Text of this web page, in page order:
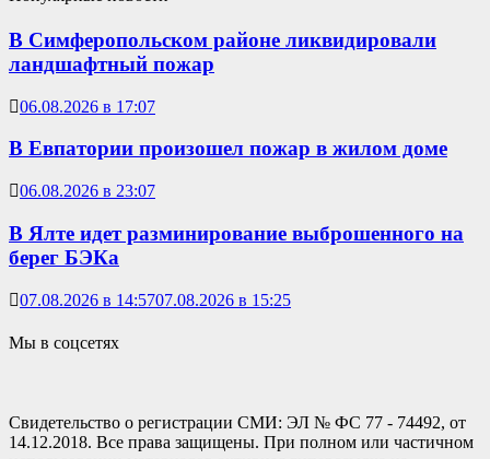
В Симферопольском районе ликвидировали
ландшафтный пожар
06.08.2026 в 17:07
В Евпатории произошел пожар в жилом доме
06.08.2026 в 23:07
В Ялте идет разминирование выброшенного на
берег БЭКа
07.08.2026 в 14:5707.08.2026 в 15:25
Мы в соцсетях
Свидетельство о регистрации СМИ: ЭЛ № ФС 77 - 74492, от
14.12.2018. Все права защищены. При полном или частичном